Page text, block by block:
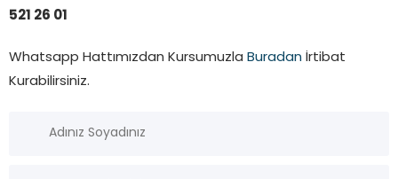
521 26 01
Whatsapp Hattımızdan Kursumuzla Buradan İrtibat
Kurabilirsiniz.